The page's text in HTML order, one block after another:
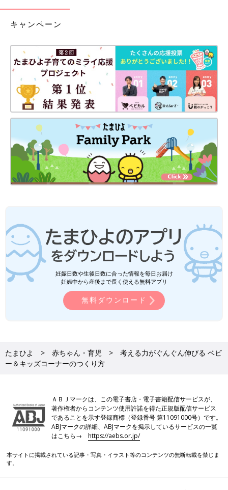
キャンペーン
妊娠日数や生後日数に合った情報を毎日お届け
妊娠中から産後まで長く使える無料アプリ
無料ダウンロード
たまひよ 赤ちゃん・育児
考える力がぐんぐん伸びる ベビ
ー＆キッズコーナーのつくり方
ＡＢＪマークは、この電子書店・電子書籍配信サービスが、
著作権者からコンテンツ使用許諾を得た正規版配信サービス
であることを示す登録商標（登録番号 第11091000号）です。
ABJマークの詳細、ABJマークを掲示しているサービスの一覧
はこちら→https://aebs.or.jp/
本サイトに掲載されている記事・写真・イラスト等のコンテンツの無断転載を禁じま
す。